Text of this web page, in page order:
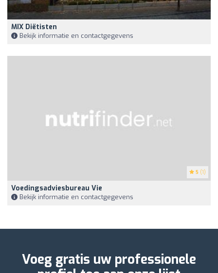
MIX Diëtisten
Bekijk informatie en contactgegevens
5 (1)
Voedingsadviesbureau Vie
Bekijk informatie en contactgegevens
Voeg gratis uw professionele